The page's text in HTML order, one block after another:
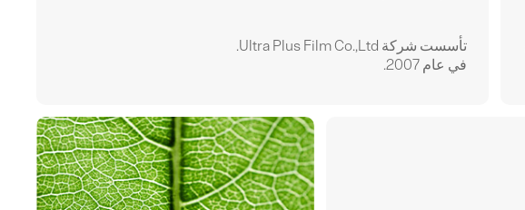
تأسست شركة Ultra Plus Film Co.,Ltd.
في عام 2007.